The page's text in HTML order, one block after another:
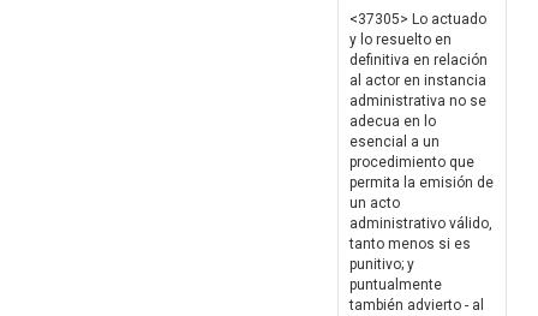
<37305> Lo actuado
y lo resuelto en
definitiva en relación
al actor en instancia
administrativa no se
adecua en lo
esencial a un
procedimiento que
permita la emisión de
un acto
administrativo válido,
tanto menos si es
punitivo; y
puntualmente
también advierto - al